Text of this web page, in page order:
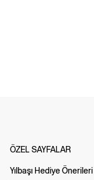
ÖZEL SAYFALAR
Yılbaşı Hediye Önerileri